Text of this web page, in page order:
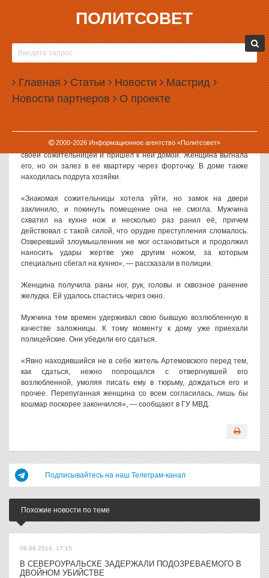
ПОЛИТСОВЕТ
Главная Статьи Новости Мастрид
Новости партнеров О проекте
2000-2026Информационное агентство «Политсовет»
16.11.2016, 13:21
УРАЛЕЦ ВЗЯЛ В ЗАЛОЖНИЦЫ БЫВШУЮ
ВОЗЛЮБЛЕННУЮ
В Свердловской области местный житель взял в заложники
отвергнувшую его возлюбленную. Ее подругу он изрезал ножом.
Как сообщают в пресс-службе ГУ МВД по Свердловской области,
кровавая драма разыгралась в городе Артемовский. Житель этого
города, молодой человек, не мог смириться с расставанием со
своей сожительницей и пришел к ней домой. Женщина выгнала
его, но он залез в ее квартиру через форточку. В доме также
находилась подруга хозяйки.
«Знакомая сожительницы хотела уйти, но замок на двери
заклинило, и покинуть помещение она не смогла. Мужчина
схватил на кухне нож и несколько раз ранил её, причем
действовал с такой силой, что орудие преступления сломалось.
Озверевший злоумышленник не мог остановиться и продолжил
наносить удары жертве уже другим ножом, за которым
специально сбегал на кухню», — рассказали в полиции.
Женщина получила раны ног, рук, головы и сквозное ранение
желудка. Ей удалось спастись через окно.
Мужчина тем времен удерживал свою бывшую возлюбленную в
качестве заложницы. К тому моменту к дому уже приехали
полицейские. Они убедили его сдаться.
«Явно находившийся не в себе житель Артемовского перед тем,
как сдаться, нежно попрощался с отвергнувшей его
возлюбленной, умоляя писать ему в тюрьму, дождаться его и
прочее. Перепуганная женщина со всем согласилась, лишь бы
кошмар поскорее закончился», — сообщают в ГУ МВД.
Подписывайтесь на наш Телеграм-канал
Похожие новости по теме
09.09.2016, 17:15
В СЕВЕРОУРАЛЬСКЕ ЗАДЕРЖАЛИ ПОДОЗРЕВАЕМОГО В
ДВОЙНОМ УБИЙСТВЕ